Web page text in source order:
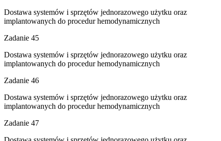
Dostawa systemów i sprzętów jednorazowego użytku oraz
implantowanych do procedur hemodynamicznych
Zadanie 45
Dostawa systemów i sprzętów jednorazowego użytku oraz
implantowanych do procedur hemodynamicznych
Zadanie 46
Dostawa systemów i sprzętów jednorazowego użytku oraz
implantowanych do procedur hemodynamicznych
Zadanie 47